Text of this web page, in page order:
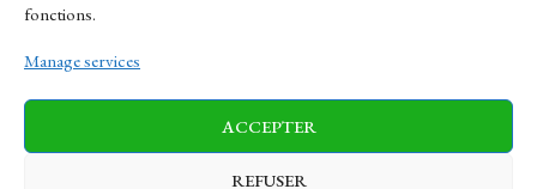
fonctions.
Manage services
ACCEPTER
REFUSER
News Finance-Marches Politics
Business Tech Health Sports Travel